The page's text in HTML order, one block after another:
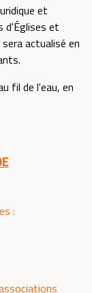
et
d'Églises et
actualisé en
fil de l'eau, en
: